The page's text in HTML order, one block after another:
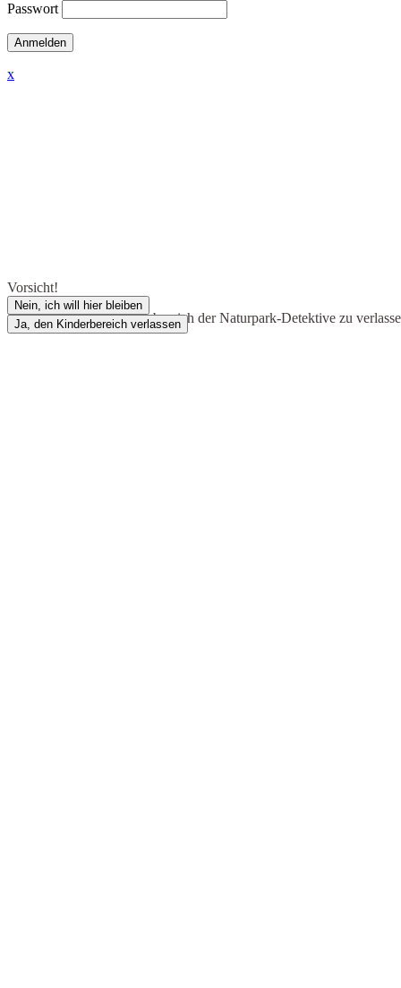
Passwort
x
Vorsicht!
Du bist dabei, den Kinderbereich der Naturpark-Detektive zu
Nein, ich will hier bleiben
Ja, den Kinderbereich verlassen